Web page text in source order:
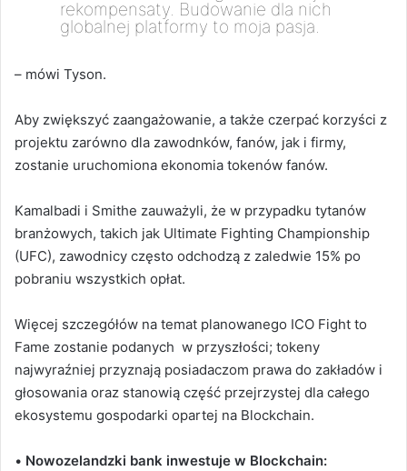
rekompensaty. Budowanie dla nich
globalnej platformy to moja pasja.
– mówi Tyson.
Aby zwiększyć zaangażowanie, a także czerpać korzyści z
projektu zarówno dla zawodnków, fanów, jak i firmy,
zostanie uruchomiona ekonomia tokenów fanów.
Kamalbadi i Smithe zauważyli, że w przypadku tytanów
branżowych, takich jak Ultimate Fighting Championship
(UFC), zawodnicy często odchodzą z zaledwie 15% po
pobraniu wszystkich opłat.
Więcej szczegółów na temat planowanego ICO Fight to
Fame zostanie podanych w przyszłości; tokeny
najwyraźniej przyznają posiadaczom prawa do zakładów i
głosowania oraz stanowią część przejrzystej dla całego
ekosystemu gospodarki opartej na Blockchain.
• Nowozelandzki bank inwestuje w Blockchain: